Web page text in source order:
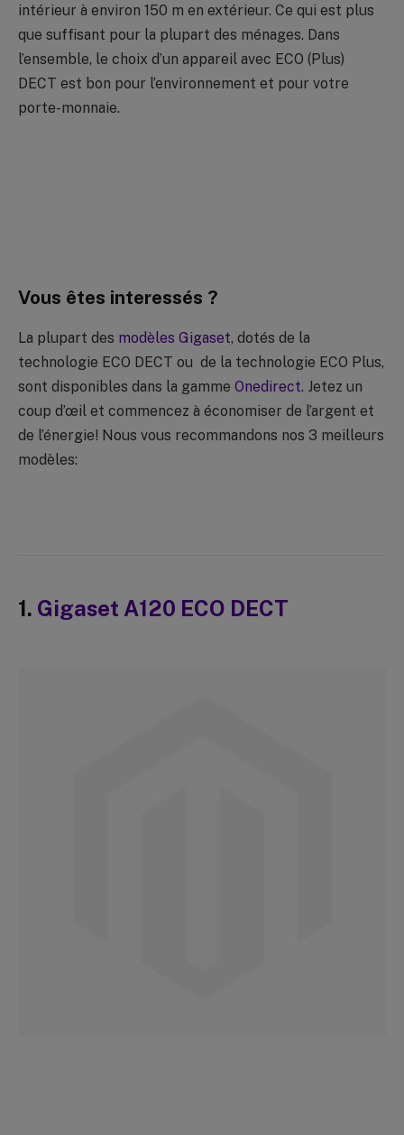
intérieur à environ 150 m en extérieur. Ce qui est plus
que suffisant pour la plupart des ménages. Dans
l’ensemble, le choix d’un appareil avec ECO (Plus)
DECT est bon pour l’environnement et pour votre
porte-monnaie.
Vous êtes interessés ?
La plupart des modèles Gigaset, dotés de la
technologie ECO DECT ou de la technologie ECO Plus,
sont disponibles dans la gamme Onedirect. Jetez un
coup d’œil et commencez à économiser de l’argent et
de l’énergie! Nous vous recommandons nos 3 meilleurs
modèles:
1. Gigaset A120 ECO DECT